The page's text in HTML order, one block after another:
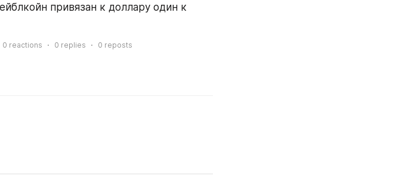
привязан к доллару один к
0 reactions 0 replies 0 reposts